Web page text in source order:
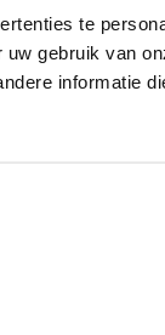
te
gebruik van
informatie